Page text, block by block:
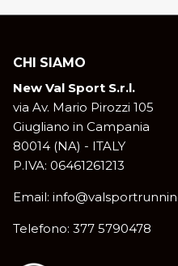
CHI SIAMO
New Val Sport S.r.l.
via Av. Mario Pirozzi 105
Giugliano in Campania
80014 (NA) - ITALY
P.IVA: 06461261213
Email:
Telefono: 377 5790478